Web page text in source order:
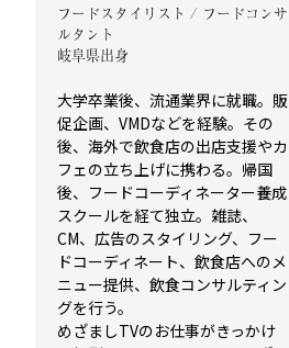
フードスタイリスト / フードコンサ
ルタント
岐阜県出身
大学卒業後、流通業界に就職。販
促企画、VMDなどを経験。その
後、海外で飲食店の出店支援やカ
フェの立ち上げに携わる。帰国
後、フードコーディネーター養成
スクールを経て独立。雑誌、
CM、広告のスタイリング、フー
ドコーディネート、飲食店へのメ
ニュー提供、飲食コンサルティン
グを行う。
めざましTVのお仕事がきっかけ